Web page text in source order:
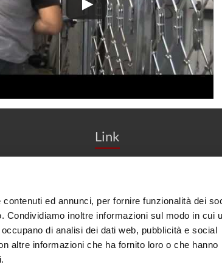
ed annunci, per fornire funzionalità dei
Condividiamo inoltre informazioni sul modo in cui
di analisi dei dati web, pubblicità e social
altre informazioni che ha fornito loro o che hanno
Link
Privacy Policy
Cookies Policy